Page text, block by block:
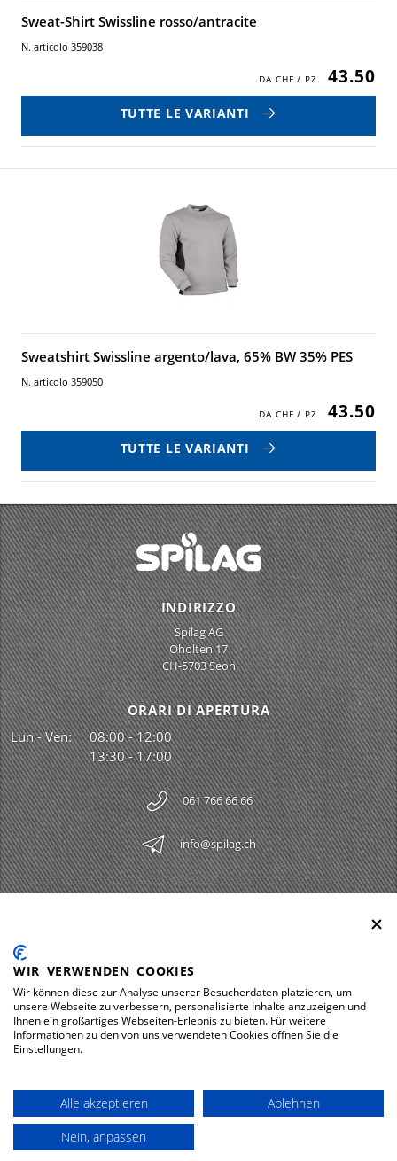
Sweat-Shirt Swissline rosso/antracite
N. articolo 359038
43.50
TUTTE LE VARIANTI
Sweatshirt Swissline argento/lava, 65% BW 35% PES
N. articolo 359050
43.50
TUTTE LE VARIANTI
INDIRIZZO
Spilag AG
Oholten 17
CH-5703 Seon
ORARI DI APERTURA
Lun - Ven:
08:00 - 12:00
13:30 - 17:00
061 766 66 66
info@spilag.ch
LEGAL
DOWNLOADS
© 2026 Spilag AG
WIR VERWENDEN COOKIES
Wir können diese zur Analyse unserer Besucherdaten platzieren, um
unsere Webseite zu verbessern, personalisierte Inhalte anzuzeigen und
Ihnen ein großartiges Webseiten-Erlebnis zu bieten. Für weitere
Informationen zu den von uns verwendeten Cookies öffnen Sie die
Einstellungen.
Alle akzeptieren
Ablehnen
Nein, anpassen